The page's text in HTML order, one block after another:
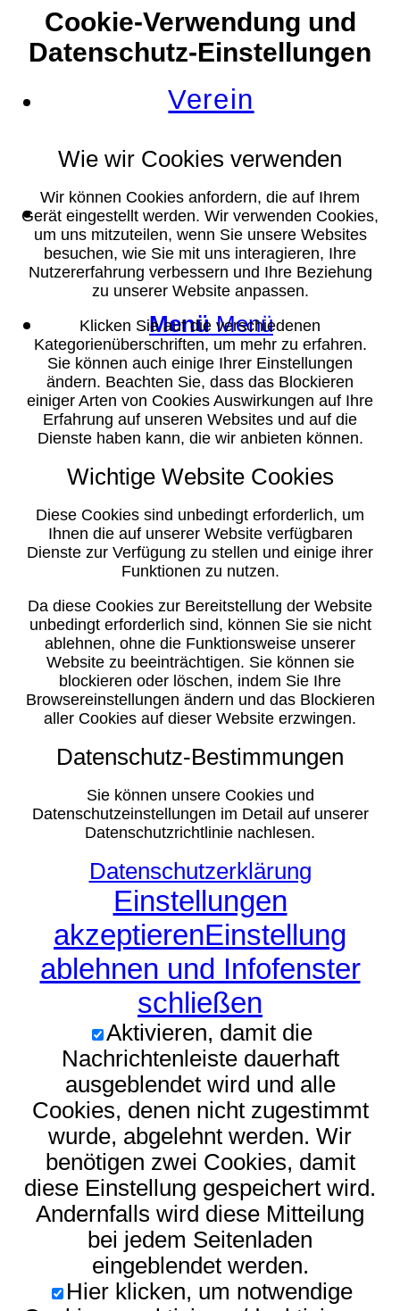
Verein
Suche
Menü Menü
Cookie-Verwendung und
Datenschutz-Einstellungen
Wie wir Cookies verwenden
Wir können Cookies anfordern, die auf Ihrem
Gerät eingestellt werden. Wir verwenden Cookies,
um uns mitzuteilen, wenn Sie unsere Websites
besuchen, wie Sie mit uns interagieren, Ihre
Nutzererfahrung verbessern und Ihre Beziehung
zu unserer Website anpassen.
Klicken Sie auf die verschiedenen
Kategorienüberschriften, um mehr zu erfahren.
Sie können auch einige Ihrer Einstellungen
ändern. Beachten Sie, dass das Blockieren
einiger Arten von Cookies Auswirkungen auf Ihre
Erfahrung auf unseren Websites und auf die
Dienste haben kann, die wir anbieten können.
Wichtige Website Cookies
Diese Cookies sind unbedingt erforderlich, um
Ihnen die auf unserer Website verfügbaren
Dienste zur Verfügung zu stellen und einige ihrer
Funktionen zu nutzen.
Da diese Cookies zur Bereitstellung der Website
unbedingt erforderlich sind, können Sie sie nicht
ablehnen, ohne die Funktionsweise unserer
Website zu beeinträchtigen. Sie können sie
blockieren oder löschen, indem Sie Ihre
Browsereinstellungen ändern und das Blockieren
aller Cookies auf dieser Website erzwingen.
Datenschutz-Bestimmungen
Sie können unsere Cookies und
Datenschutzeinstellungen im Detail auf unserer
Datenschutzrichtlinie nachlesen.
Datenschutzerklärung
Einstellungen
akzeptierenEinstellung
ablehnen und Infofenster
schließen
Aktivieren, damit die
Nachrichtenleiste dauerhaft
ausgeblendet wird und alle
Cookies, denen nicht zugestimmt
wurde, abgelehnt werden. Wir
benötigen zwei Cookies, damit
diese Einstellung gespeichert wird.
Andernfalls wird diese Mitteilung
bei jedem Seitenladen
eingeblendet werden.
Hier klicken, um notwendige